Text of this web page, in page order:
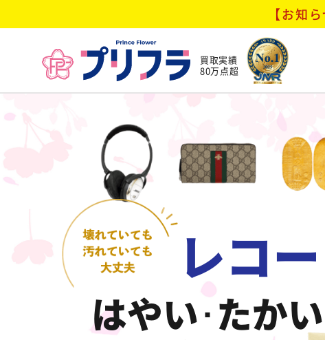
【お知
買取実績
80万点超
レコ
はやい･たか